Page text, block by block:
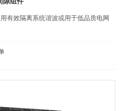
有效隔离系统谐波或用于低品质电网